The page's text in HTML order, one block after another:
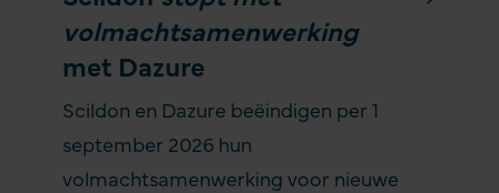
volmachtsamenwerking
met Dazure
Scildon en Dazure beëindigen per 1
september 2026 hun
volmachtsamenwerking voor nieuwe